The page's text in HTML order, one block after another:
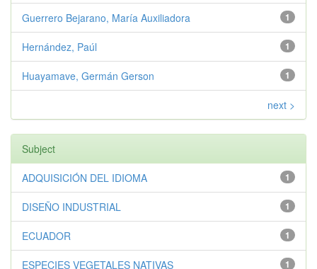
1
Guerrero Bejarano, María Auxiliadora
1
Hernández, Paúl
1
Huayamave, Germán Gerson
next >
Subject
1
ADQUISICIÓN DEL IDIOMA
1
DISEÑO INDUSTRIAL
1
ECUADOR
1
ESPECIES VEGETALES NATIVAS